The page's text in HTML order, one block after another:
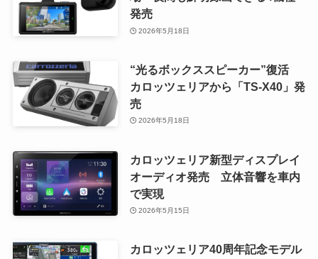
発売
2026年5月18日
“光るボックススピーカー”復活
カロッツェリアから「TS-X40」発
売
2026年5月18日
カロッツェリア新型ディスプレイ
オーディオ発売 立体音響を車内
で実現
2026年5月15日
カロッツェリア40周年記念モデル